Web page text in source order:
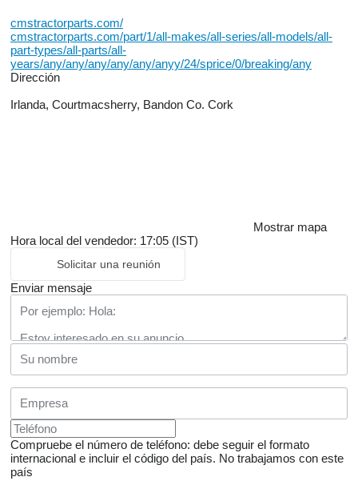
cmstractorparts.com/
cmstractorparts.com/part/1/all-makes/all-series/all-models/all-
part-types/all-parts/all-
years/any/any/any/any/any/anyy/24/sprice/0/breaking/any
Dirección
Irlanda, Courtmacsherry, Bandon Co. Cork
Mostrar mapa
Hora local del vendedor: 17:05 (IST)
Solicitar una reunión
Enviar mensaje
Compruebe el número de teléfono: debe seguir el formato
internacional e incluir el código del país. No trabajamos con este
país